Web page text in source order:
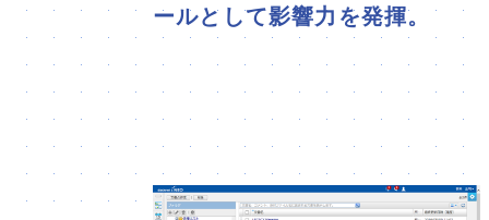
ールとして影響力を発揮。